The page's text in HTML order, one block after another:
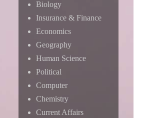
Biology
Insurance & Finance
Economics
Geography
Human Science
Political
Computer
Chemistry
Current Affairs